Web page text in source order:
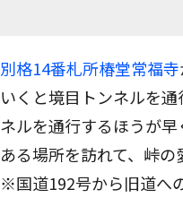
別格14番札所椿堂常福寺
いくと境目トンネルを
ネルを通行するほうが
ある場所を訪れて、峠の
※国道192号から旧道へ